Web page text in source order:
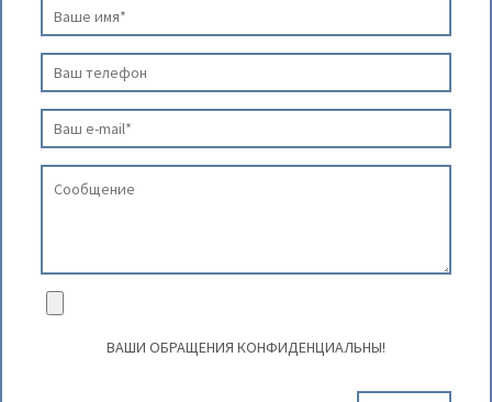
ВАШИ ОБРАЩЕНИЯ КОНФИДЕНЦИАЛЬНЫ!